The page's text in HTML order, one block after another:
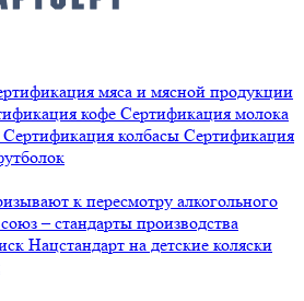
мяса и мясной продукции
кофе Сертификация молока
Сертификация колбасы Сертификация
к пересмотру алкогольного
– стандарты производства
Нацстандарт на детские коляски